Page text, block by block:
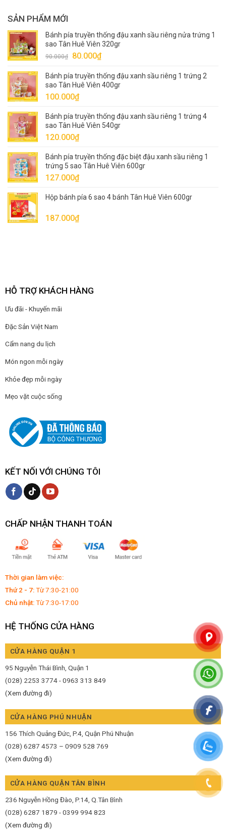
SẢN PHẨM MỚI
Bánh pía truyền thống đậu xanh sầu riêng nửa trứng 1
sao Tân Huê Viên 320gr
90.000₫
Giá
là:
90.000₫.
80.000₫Giá
tại
là:
Bánh pía truyền thống đậu xanh sầu riêng 1 trứng 2
sao Tân Huê Viên 400gr
100.000₫
Bánh pía truyền thống đậu xanh sầu riêng 1 trứng 4
sao Tân Huê Viên 540gr
120.000₫
Bánh pía truyền thống đặc biệt đậu xanh sầu riêng 1
trứng 5 sao Tân Huê Viên 600gr
127.000₫
Hộp bánh pía 6 sao 4 bánh Tân Huê Viên 600gr
187.000₫
HỖ TRỢ KHÁCH HÀNG
Ưu đãi - Khuyến mãi
Đặc Sản Việt Nam
Cẩm nang du lịch
Món ngon mỗi ngày
Khỏe đẹp mỗi ngày
Mẹo vặt cuộc sống
KẾT NỐI VỚI CHÚNG TÔI
CHẤP NHẬN THANH TOÁN
Thời gian làm việc:
Thứ 2 - 7:Từ 7:30-21:00
Chủ nhật:Từ 7:30-17:00
HỆ THỐNG CỬA HÀNG
CỬA HÀNG QUẬN 1
95 Nguyễn Thái Bình, Quận 1
(028) 2253 3774 - 0963 313 849
(Xem đường đi)
CỬA HÀNG PHÚ NHUẬN
156 Thích Quảng Đức, P.4, Quận Phú Nhuận
(028) 6287 4573 – 0909 528 769
(Xem đường đi)
CỬA HÀNG QUẬN TÂN BÌNH
236 Nguyễn Hồng Đào, P.14, Q.Tân Bình
(028) 6287 1879 - 0399 994 823
(Xem đường đi)